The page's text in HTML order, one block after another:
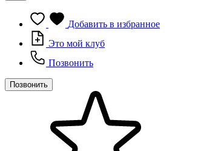
Добавить в избранное
Это мой клуб
Позвонить
Позвонить